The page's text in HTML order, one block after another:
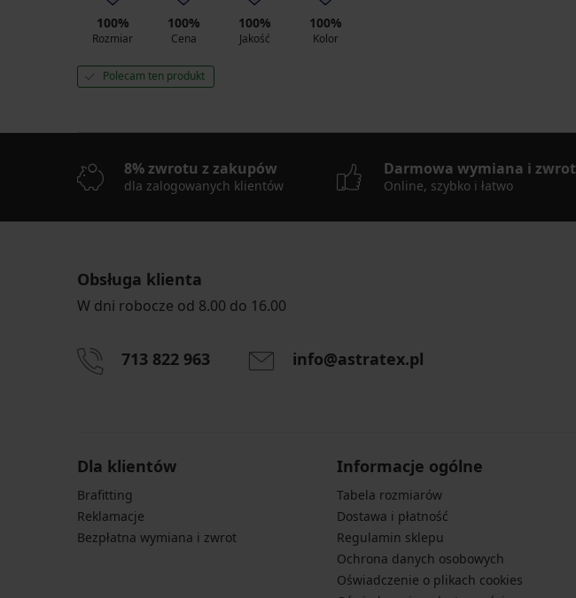
100%
Rozmiar
100%
Cena
100%
Jakość
100%
Kolor
Polecam ten produkt
8% zwrotu z zakupów
dla zalogowanych klientów
Darmowa wymiana i zwrot
Online, szybko i łatwo
Obsługa klienta
W dni robocze od 8.00 do 16.00
713 822 963 info@astratex.pl
Dla klientów
Brafitting
Reklamacje
Bezpłatna wymiana i zwrot
Informacje ogólne
Tabela rozmiarów
Dostawa i płatność
Regulamin sklepu
Ochrona danych osobowych
Oświadczenie o plikach cookies